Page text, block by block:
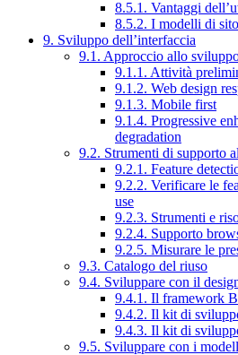
8.5.1. Vantaggi
8.5.2. I modelli di
9. Sviluppo dell’interfaccia
9.1. Approccio allo
9.1.1. Attività
9.1.2. Web design
9.1.3. Mobile first
9.1.4. Progressive
degradation
9.2. Strumenti di supporto
9.2.1. Feature
9.2.2. Verificare le
use
9.2.3. Strumenti e
9.2.4. Supporto
9.2.5. Misurare le
9.3. Catalogo del riuso
9.4. Sviluppare con il
9.4.1. Il framework
9.4.2. Il kit di
9.4.3. Il kit di
9.5. Sviluppare con i